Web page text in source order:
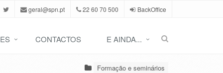
geral@spn.pt 22 60 70 500 BackOffice
CONTACTOS E AINDA...
Formação e seminários